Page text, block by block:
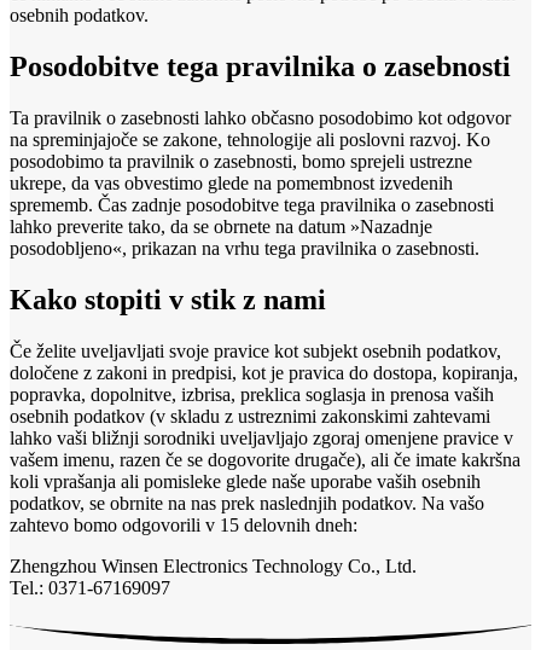
osebnih podatkov.
Posodobitve tega pravilnika o zasebnosti
Ta pravilnik o zasebnosti lahko občasno posodobimo kot odgovor
na spreminjajoče se zakone, tehnologije ali poslovni razvoj. Ko
posodobimo ta pravilnik o zasebnosti, bomo sprejeli ustrezne
ukrepe, da vas obvestimo glede na pomembnost izvedenih
sprememb. Čas zadnje posodobitve tega pravilnika o zasebnosti
lahko preverite tako, da se obrnete na datum »Nazadnje
posodobljeno«, prikazan na vrhu tega pravilnika o zasebnosti.
Kako stopiti v stik z nami
Če želite uveljavljati svoje pravice kot subjekt osebnih podatkov,
določene z zakoni in predpisi, kot je pravica do dostopa, kopiranja,
popravka, dopolnitve, izbrisa, preklica soglasja in prenosa vaših
osebnih podatkov (v skladu z ustreznimi zakonskimi zahtevami
lahko vaši bližnji sorodniki uveljavljajo zgoraj omenjene pravice v
vašem imenu, razen če se dogovorite drugače), ali če imate kakršna
koli vprašanja ali pomisleke glede naše uporabe vaših osebnih
podatkov, se obrnite na nas prek naslednjih podatkov. Na vašo
zahtevo bomo odgovorili v 15 delovnih dneh:
Zhengzhou Winsen Electronics Technology Co., Ltd.
Tel.: 0371-67169097